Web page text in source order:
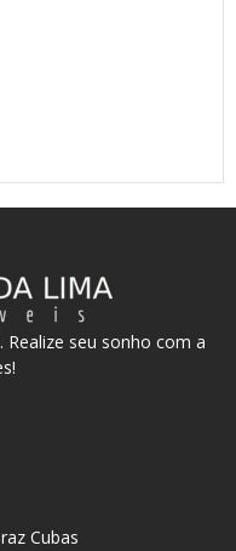
seu sonho com a
Cubas